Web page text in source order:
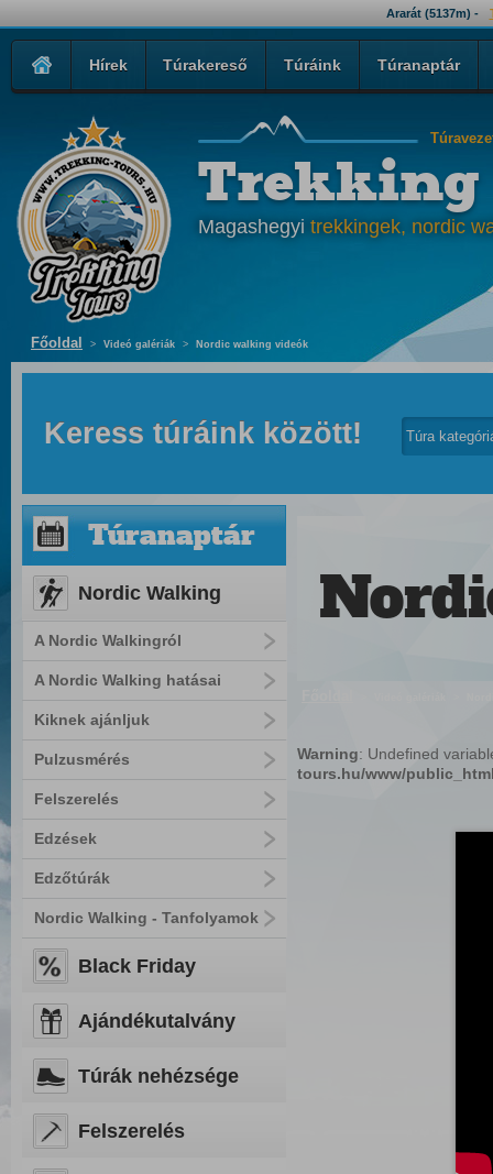
Ararát (5137m) -
Hírek Túrakereső Túráink Túranaptár
Trekking
Magashegyi trekkingek, nordic
Főoldal > Videó galériák > Nordic walking videók
Keress túráink között!
Túranaptár
Nordic Walking
A Nordic Walkingról
A Nordic Walking hatásai
Kiknek ajánljuk
Pulzusmérés
Felszerelés
Edzések
Edzőtúrák
Nordic Walking - Tanfolyamok
Black Friday
Ajándékutalvány
Túrák nehézsége
Felszerelés
Warning: Undefined
tours.hu/www/